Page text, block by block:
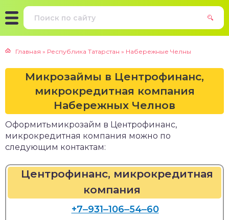
Главная » Республика Татарстан » Набережные Челны
Микрозаймы в Центрофинанс,
микрокредитная компания
Набережных Челнов
Оформитьмикрозайм в Центрофинанс,
микрокредитная компания можно по
следующим контактам:
Центрофинанс, микрокредитная
компания
+7‒931‒106‒54‒60